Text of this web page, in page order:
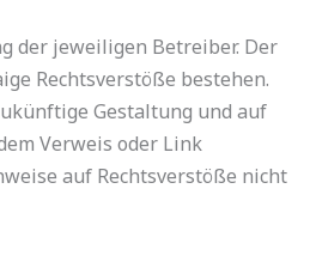
der jeweiligen Betreiber. Der
Rechtsverstöße bestehen.
Gestaltung und auf
Verweis oder Link
auf Rechtsverstöße nicht